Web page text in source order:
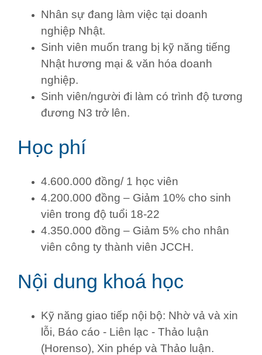
Nhân sự đang làm việc tại doanh
nghiệp Nhật.
Sinh viên muốn trang bị kỹ năng tiếng
Nhật hương mại & văn hóa doanh
nghiệp.
Sinh viên/người đi làm có trình độ tương
đương N3 trở lên.
Học phí
4.600.000 đồng/ 1 học viên
4.200.000 đồng – Giảm 10% cho sinh
viên trong độ tuổi 18-22
4.350.000 đồng – Giảm 5% cho nhân
viên công ty thành viên JCCH.
Nội dung khoá học
Kỹ năng giao tiếp nội bộ: Nhờ vả và xin
lỗi, Báo cáo - Liên lạc - Thảo luận
(Horenso), Xin phép và Thảo luận.